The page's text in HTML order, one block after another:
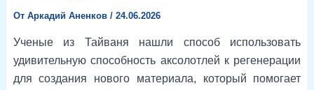
От Аркадий Аненков / 24.06.2026
Ученые из Тайваня нашли способ использовать
удивительную способность аксолотлей к регенерации
для создания нового материала, который помогает